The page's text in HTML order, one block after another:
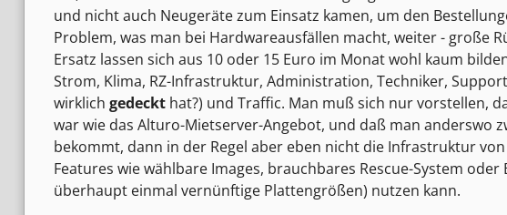
und nicht auch Neugeräte zum Einsatz kamen, um den
Problem, was man bei Hardwareausfällen macht, weiter - große
Ersatz lassen sich aus 10 oder 15 Euro im Monat wohl kaum
Strom, Klima, RZ-Infrastruktur, Administration, Techniker,
wirklich gedeckthat?) und Traffic. Man muß sich nur vorstellen,
war wie das Alturo-Mietserver-Angebot, und daß man anderswo
bekommt, dann in der Regel aber eben nicht die Infrastruktur
Features wie wählbare Images, brauchbares Rescue-System
überhaupt einmal vernünftige Plattengrößen) nutzen kann.